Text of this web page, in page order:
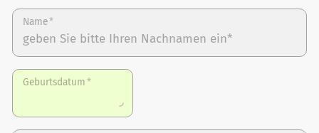
Name*
Geburtsdatum*